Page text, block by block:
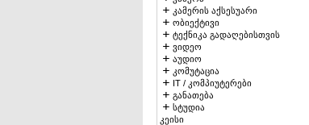
კამერის აქსესუარი
ობიექტივი
ტექნიკა გადაღებისთვის
ვიდეო
აუდიო
კომუტაცია
IT / კომპიუტერები
განათება
სტუდია
კეისი